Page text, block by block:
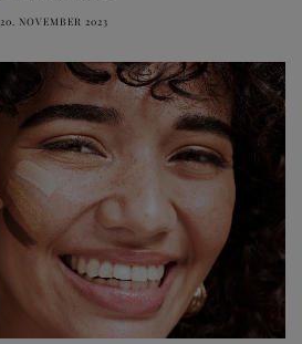
20. NOVEMBER 2023